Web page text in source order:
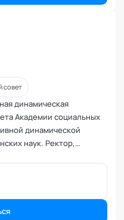
сотрудников
совет
динамическая
Академии социальных
динамической
наук. Ректор,
клинической
"Петербургская школа
Eвропейской
президент